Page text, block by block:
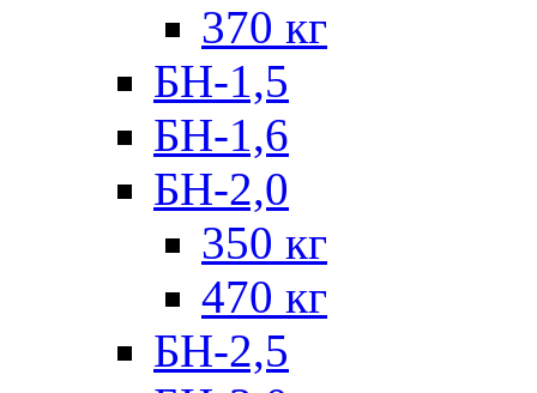
370 кг
БН-1,5
БН-1,6
БН-2,0
350 кг
470 кг
БН-2,5